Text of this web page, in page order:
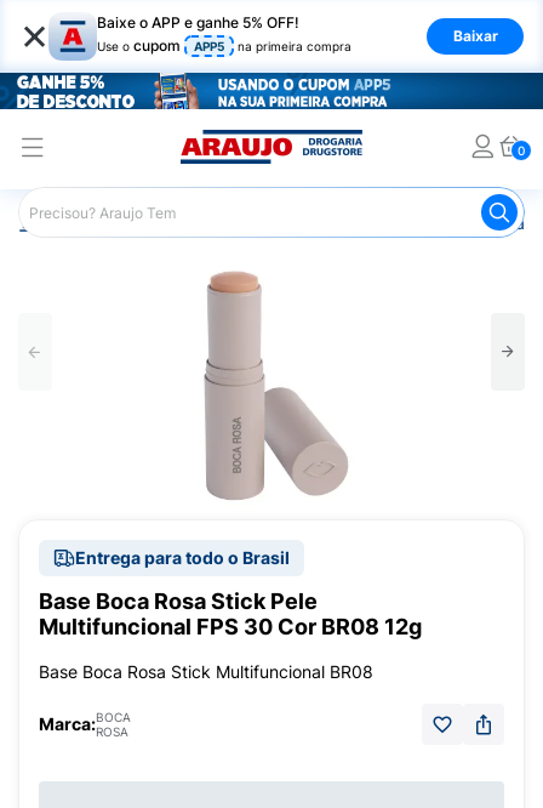
× Baixe o APP e ganhe 5% OFF!
Use o cupom APP5 na primeira compra
Baixar
0
Araujo Maquiagem Base Boca Rosa
Entrega para todo o Brasil
Base Boca Rosa Stick Pele
Multifuncional FPS 30 Cor BR08 12g
Base Boca Rosa Stick Multifuncional BR08
Marca:BOCA
ROSA